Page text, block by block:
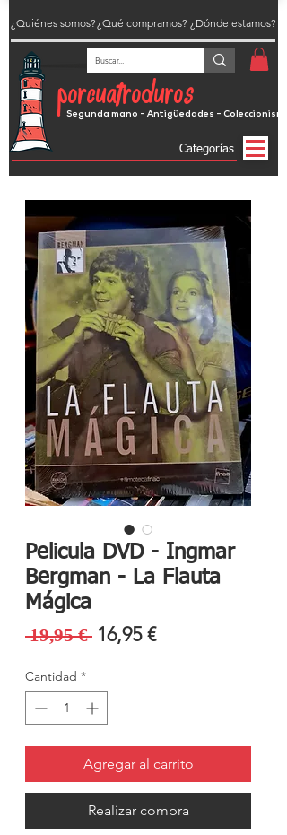
porcuatroduros
Segunda mano - Antigüedades - Coleccionismo
¿Dónde estamos?
¿Quiénes somos?
Categorías
¿Qué compramos?
Pelicula DVD - Ingmar
Bergman - La Flauta
Mágica
19,95 € Precio
16,95 €Precio
Cantidad *
Agregar al carrito
Realizar compra